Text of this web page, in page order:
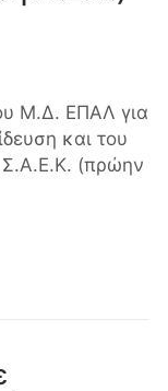
Μ.Δ. ΕΠΑΛ για
και του
Σ.Α.Ε.Κ. (πρώην